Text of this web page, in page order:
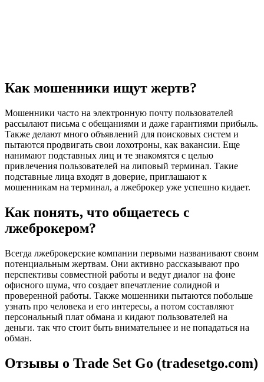
Как мошенники ищут жертв?
Мошенники часто на электронную почту пользователей
рассылают письма с обещаниями и даже гарантиями прибыль.
Также делают много объявлений для поисковых систем и
пытаются продвигать свои лохотроны, как вакансии. Еще
нанимают подставных лиц и те знакомятся с целью
привлечения пользователей на липовый терминал. Такие
подставные лица входят в доверие, приглашают к
мошенникам на терминал, а лжеброкер уже успешно кидает.
Как понять, что общаетесь с
лжеброкером?
Всегда лжеброкерские компании первыми названивают своим
потенциальным жертвам. Они активно рассказывают про
перспективы совместной работы и ведут диалог на фоне
офисного шума, что создает впечатление солидной и
проверенной работы. Также мошенники пытаются побольше
узнать про человека и его интересы, а потом составляют
персональный плат обмана и кидают пользователей на
деньги. так что стоит быть внимательнее и не попадаться на
обман.
Отзывы о Trade Set Go (tradesetgo.com)